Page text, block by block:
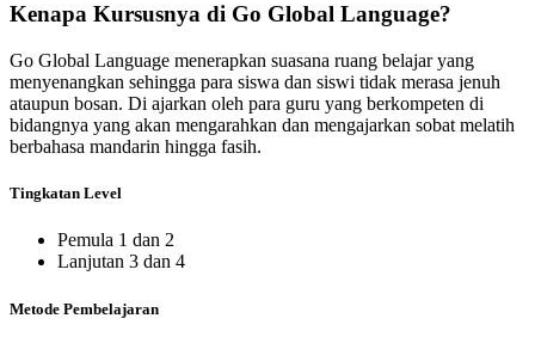
Kenapa Kursusnya di Go Global Language?
Go Global Language menerapkan suasana ruang belajar yang
menyenangkan sehingga para siswa dan siswi tidak merasa jenuh
ataupun bosan. Di ajarkan oleh para guru yang berkompeten di
bidangnya yang akan mengarahkan dan mengajarkan sobat melatih
berbahasa mandarin hingga fasih.
Tingkatan Level
Pemula 1 dan 2
Lanjutan 3 dan 4
Metode Pembelajaran